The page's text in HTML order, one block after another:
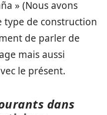
» (Nous avons
type de construction
de parler de
mais aussi
le présent.
dans